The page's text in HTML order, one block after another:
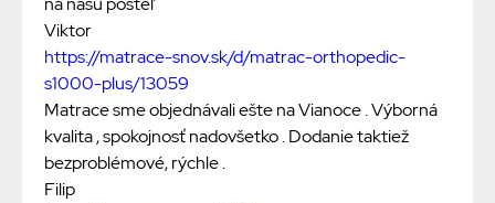
Viktor
https://matrace-snov.sk/d/matrac-orthopedic-
s1000-plus/13059
Matrace sme objednávali ešte na Vianoce . Výborná
kvalita , spokojnosť nadovšetko . Dodanie taktiež
bezproblémové, rýchle .
Filip